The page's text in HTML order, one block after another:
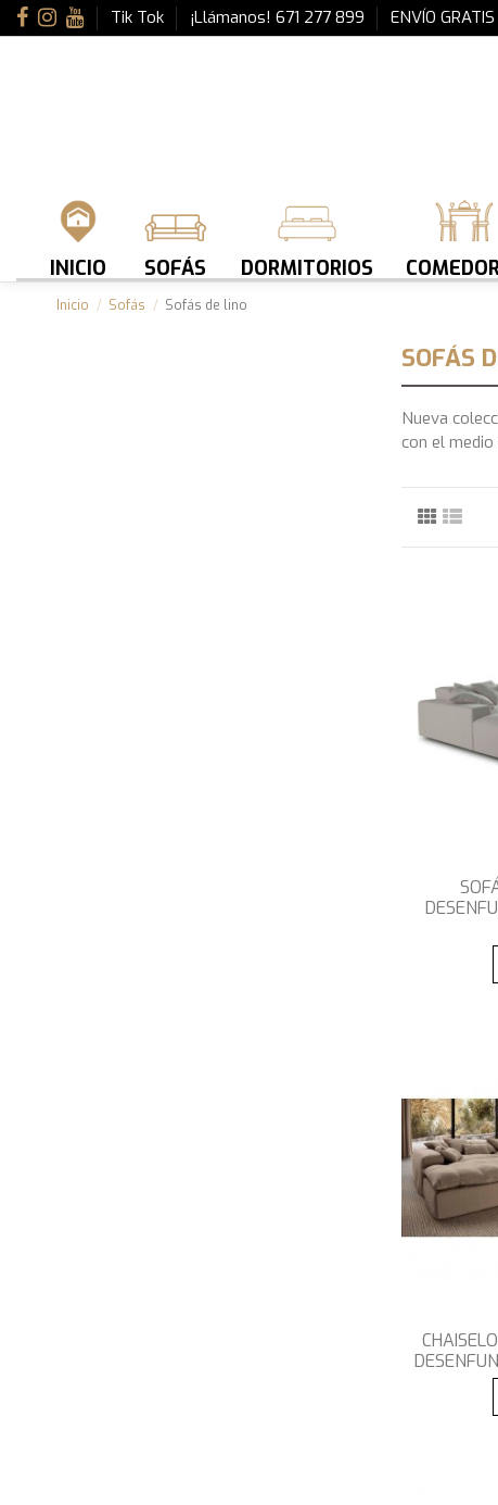
Tik Tok ¡Llámanos! 671 277 899 ENVÍO GRATIS
INICIO SOFÁS DORMITORIOS
Inicio Sofás Sofás de lino
SOFÁS
Nueva
con el